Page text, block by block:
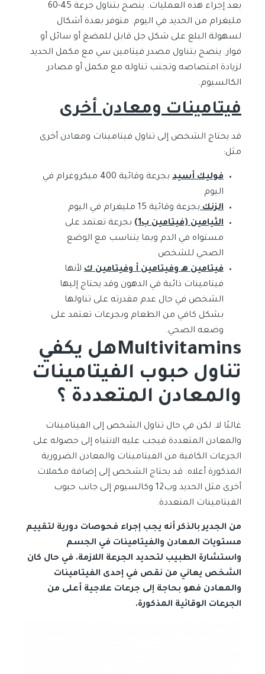
بعد إجراء هذه العمليات. ينصح بتناول جرعة 45-60
مليغرام من الحديد في اليوم. متوفر بعدة أشكال
لسهولة البلع على شكل جل قابل للمضغ أو سائل أو
فوار. ينصح بتناول مصدر فيتامين سي مع مكمل الحديد
لزيادة امتصاصه وتجنب تناوله مع مكمل أو مصادر
الكالسيوم.
فيتامينات ومعادن أخرى
قد يحتاج الشخص إلى تناول فيتامينات ومعادن أخرى
مثل:
فوليك أسيد
بجرعة وقائية 400 ميكروغرام في
اليوم
الزنكبجرعة وقائية 15 مليغرام في اليوم
الثيامين (فيتامين ب1)
بجرعة تعتمد على
مستواه في الدم وبما يتناسب مع الوضع
الصحي للشخص
فيتامين هـ وفيتامين أ وفيتامين ك لأنها
فيتامينات ذائبة في الدهون وقد يحتاج إليها
الشخص في حال عدم مقدرته على تناولها
بشكل كافي من الطعام وبجرعات تعتمد على
وضعه الصحي.
Multivitaminsهل يكفي
تناول حبوب الفيتامينات
والمعادن المتعددة ؟
غالبًا لا. لكن في حال تناول الشخص إلى الفيتامينات
والمعادن المتعددة فيجب عليه الانتباه إلى حصوله على
الجرعات الكافية من الفيتامينات والمعادن الضرورية
المذكورة أعلاه. قد يحتاج الشخص إلى إضافة مكملات
أخرى مثل الحديد وب12 وكالسيوم إلى جانب حبوب
الفيتامينات المتعددة.
من الجدير بالذكر أنه يجب إجراء فحوصات دورية لتقييم
مستويات المعادن والفيتامينات في الجسم
واستشارة الطبيب لتحديد الجرعة اللازمة. في حال كان
الشخص يعاني من نقص في إحدى الفيتامينات
والمعادن فهو بحاجة إلى جرعات علاجية أعلى من
الجرعات الوقائية المذكورة.